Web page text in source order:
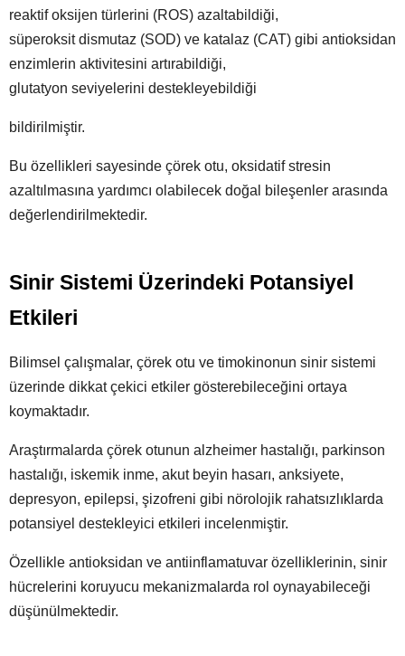
reaktif oksijen türlerini (ROS) azaltabildiği,
süperoksit dismutaz (SOD) ve katalaz (CAT) gibi antioksidan
enzimlerin aktivitesini artırabildiği,
glutatyon seviyelerini destekleyebildiği
bildirilmiştir.
Bu özellikleri sayesinde çörek otu, oksidatif stresin
azaltılmasına yardımcı olabilecek doğal bileşenler arasında
değerlendirilmektedir.
Sinir Sistemi Üzerindeki Potansiyel
Etkileri
Bilimsel çalışmalar, çörek otu ve timokinonun sinir sistemi
üzerinde dikkat çekici etkiler gösterebileceğini ortaya
koymaktadır.
Araştırmalarda çörek otunun alzheimer hastalığı, parkinson
hastalığı, iskemik inme, akut beyin hasarı, anksiyete,
depresyon, epilepsi, şizofreni gibi nörolojik rahatsızlıklarda
potansiyel destekleyici etkileri incelenmiştir.
Özellikle antioksidan ve antiinflamatuvar özelliklerinin, sinir
hücrelerini koruyucu mekanizmalarda rol oynayabileceği
düşünülmektedir.